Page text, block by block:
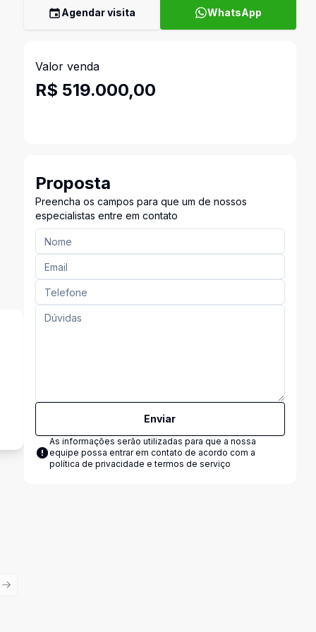
slide
Next slide
Agendar visita WhatsApp
Valor venda
R$ 519.000,00
Proposta
Preencha os campos para que um de nossos
especialistas entre em contato
Enviar
As informações serão utilizadas para que a nossa
equipe possa entrar em contato de acordo com a
política de privacidade e termos de serviço